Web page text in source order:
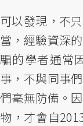
可以發現，不
當，經驗資深
騙的學者通常
事，不與同事
們毫無防備。
物，才會自